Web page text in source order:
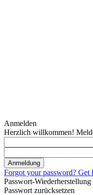
Anmelden
Herzlich willkommen!
Forgot your password? Get
Passwort-Wiederherstellung
Passwort zurücksetzen